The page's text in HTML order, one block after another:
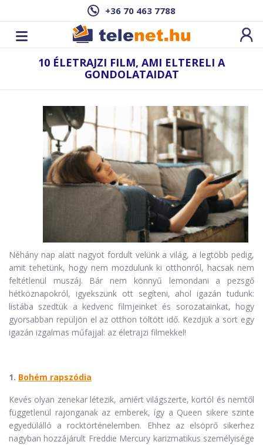
+36 70 463 7788
10 ÉLETRAJZI FILM, AMI ELTERELI A
GONDOLATAIDAT
Néhány nap alatt nagyot fordult velünk a világ, a legtöbb pedig,
amit tehetünk, hogy nem mozdulunk ki otthonról, hacsak nem
feltétlenül muszáj. Bár nem könnyű lemondani a pezsgő
hétköznapokról, igyekszünk ott segíteni, ahol igazán tudunk:
listába szedtük a kedvenc filmjeinket és sorozatainkat, hogy
gyorsabban repüljön el az otthon töltött idő. Kezdjük a sort egy
igazán izgalmas műfajjal: az életrajzi filmekkel!
1. Bohém rapszódia
Kevés olyan zenekar létezik, amiért világszerte, kortól és nemtől
függetlenül rajonganak az emberek, így a Queen sikere szinte
egyedülálló a rocktörténelemben. Ehhez az elsöprő sikerhez
nagyban hozzájárult Freddie Mercury karizmatikus személyisége